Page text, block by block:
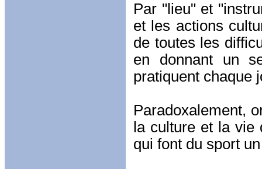
Par "lieu" et
et les actions
de toutes les
en donnant un
pratiquent chaque
Paradoxalement,
la culture et la
qui font du sport